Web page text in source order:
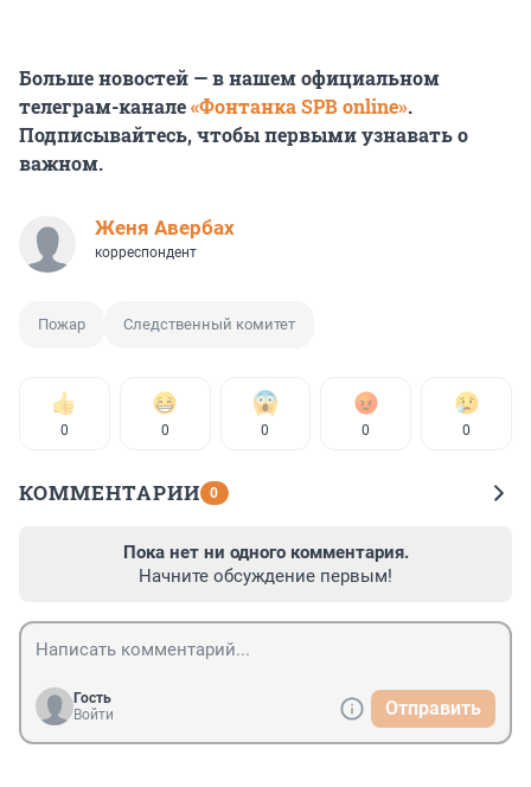
Больше новостей — в нашем официальном
телеграм-канале«Фонтанка SPB online».
Подписывайтесь, чтобы первыми узнавать о
важном.
Женя Авербах
корреспондент
Пожар Следственный комитет
0 0 0 0 0
КОММЕНТАРИИ 0
Пока нет ни одного комментария.
Начните обсуждение первым!
Гость
Войти
Отправить